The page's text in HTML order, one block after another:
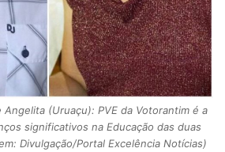
Angelita (Uruaçu): PVE da Votorantim é a
significativos na Educação das duas
Divulgação/Portal Excelência Notícias)